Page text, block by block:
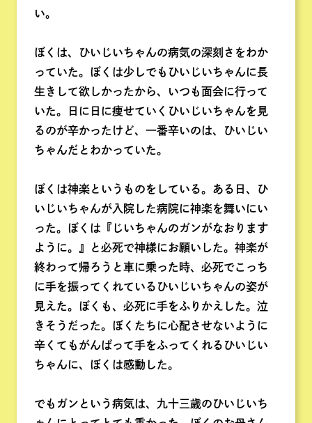
い。
ぼくは、ひいじいちゃんの病気の深刻さをわか
っていた。ぼくは少しでもひいじいちゃんに長
生きして欲しかったから、いつも面会に行って
いた。日に日に痩せていくひいじいちゃんを見
るのが辛かったけど、一番辛いのは、ひいじい
ちゃんだとわかっていた。
ぼくは神楽というものをしている。ある日、ひ
いじいちゃんが入院した病院に神楽を舞いにい
った。ぼくは『じいちゃんのガンがなおります
ように。』と必死で神様にお願いした。神楽が
終わって帰ろうと車に乗った時、必死でこっち
に手を振ってくれているひいじいちゃんの姿が
見えた。ぼくも、必死に手をふりかえした。泣
きそうだった。ぼくたちに心配させないように
辛くてもがんばって手をふってくれるひいじい
ちゃんに、ぼくは感動した。
でもガンという病気は、九十三歳のひいじいち